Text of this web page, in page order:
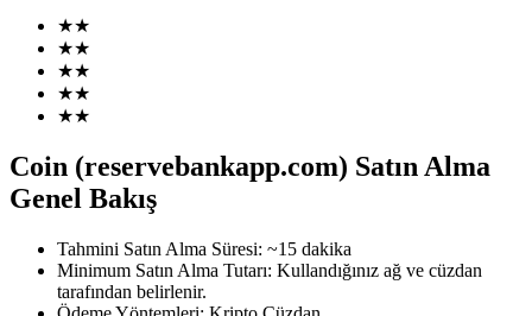
COIN-M Vadeli İşlemleri
★★
★★
★★
★★
★★
Coin (reservebankapp.com) Satın Alma
Genel Bakış
Tahmini Satın Alma Süresi: ~15 dakika
Minimum Satın Alma Tutarı: Kullandığınız ağ ve cüzdan
tarafından belirlenir.